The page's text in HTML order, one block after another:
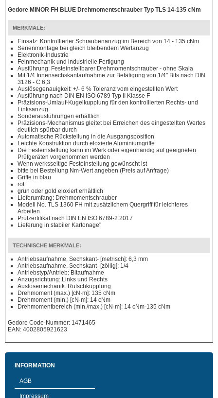
Gedore MINOR FH BLUE Drehmomentschrauber Typ TLS 14-135 cNm
MERKMALE:
Einsatz: Kontrollierter Schraubenanzug im Bereich von 14 - 135 cNm
Serienmontage bei gleich bleibendem Wertanzug
Elektronik-Industrie
Feinmechanik und industrielle Fertigung
Ausführung: Festeinstellbarer Drehmomentschrauber - ohne Skala
Mit 1/4 Innensechskantaufnahme zur Betätigung von 1/4" Bits nach DIN
3126 - C 6,3
Auslösegenauigkeit: +/- 6 % Toleranz vom eingestellten Wert
Ausführung nach DIN EN ISO 6789 Typ II Klasse F
Präzisions-Umlauf-Kugelkupplung für den kontrollierten Rechts- und
Linksanzug
Sonderausführungen erhältlich
Präzisions-Mechanismus gleitet bei Erreichen des eingestellten Wertes
deutlich spürbar durch
Automatische Rückstellung in die Ausgangsposition
Leichte Konstruktion durch eloxierte Aluminiumgriffe
Die Festeinstellung kann im Werk oder eigenhändig auf geeigneten
Prüfgeräten vorgenommen werden
Wenn werksseitige Festeinstellung gewünscht ist
bitte bei Bestellung Nm-Wert angeben (Preis auf Anfrage)
Griffe in blau
rot
grün oder gold eloxiert erhältlich
Lieferumfang: Drehmomentschrauber
Modell No. TLS 1360 FH mit zusätzlichem Quergriff für leichteres
Arbeiten
Prüfzertifikat nach DIN EN ISO 6789-2:2017
Lieferung in stabiler Kartonage"
TECHNISCHE MERKMALE:
Antriebsaufnahme, Sechskant- [metrisch]: 6,3 mm
Antriebsaufnahme, Sechskant- [zöllig]: 1/4
Antriebstyp/Antrieb: Bitaufnahme
Anzugsrichtung: Links und Rechts
Auslösemechanik: Rutschkupplung
Drehmoment (max.) [cN·m]: 135 cNm
Drehmoment (min.) [cN·m]: 14 cNm
Drehmomentbereich (min./max.) [cN·m]: 14 cNm-135 cNm
Gedore Code-Nummer: 1471465
EAN: 4002805921623
INFORMATION
AGB
Impressum